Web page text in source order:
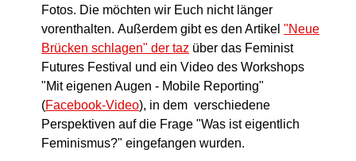
Fotos. Die möchten wir Euch nicht länger
vorenthalten. Außerdem gibt es den Artikel "Neue
Brücken schlagen" der taz über das Feminist
Futures Festival und ein Video des Workshops
"Mit eigenen Augen - Mobile Reporting"
(Facebook-Video), in dem verschiedene
Perspektiven auf die Frage "Was ist eigentlich
Feminismus?" eingefangen wurden.